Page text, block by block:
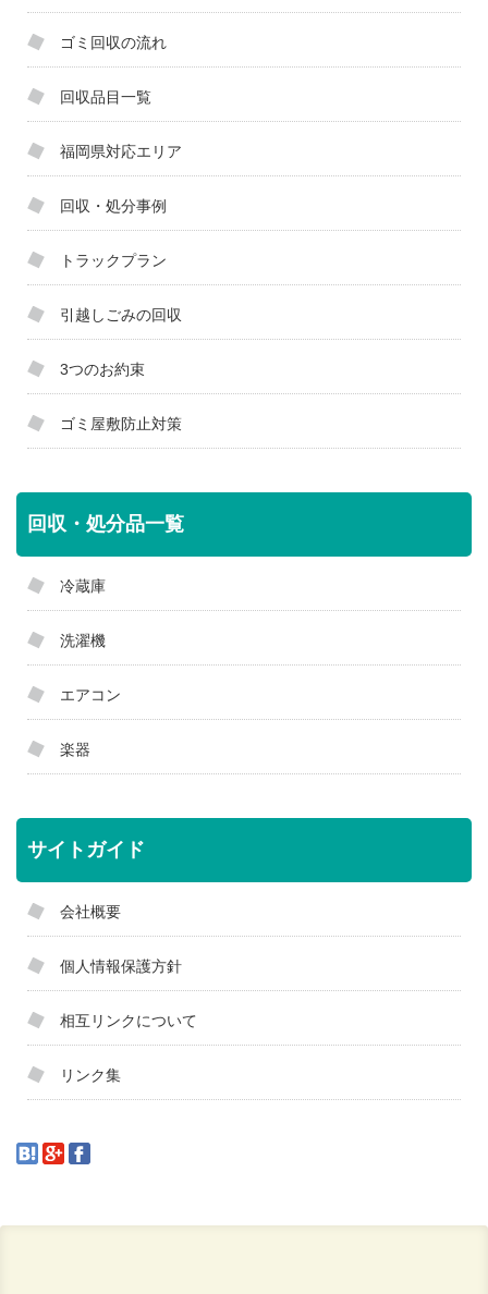
ゴミ回収の流れ
回収品目一覧
福岡県対応エリア
回収・処分事例
トラックプラン
引越しごみの回収
3つのお約束
ゴミ屋敷防止対策
回収・処分品一覧
冷蔵庫
洗濯機
エアコン
楽器
サイトガイド
会社概要
個人情報保護方針
相互リンクについて
リンク集